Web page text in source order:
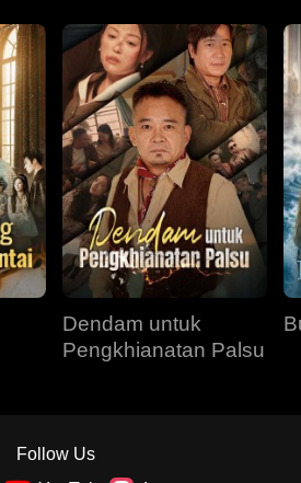
Dendam untuk
Pengkhianatan Palsu
Follow Us